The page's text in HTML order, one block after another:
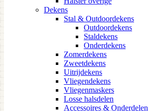
Dekens
Stal & Outdoordekens
Outdoordekens
Staldekens
Onderdekens
Zomerdekens
Zweetdekens
Uitrijdekens
Vliegendekens
Vliegenmaskers
Losse halsdelen
Accessoires & Onderdelen